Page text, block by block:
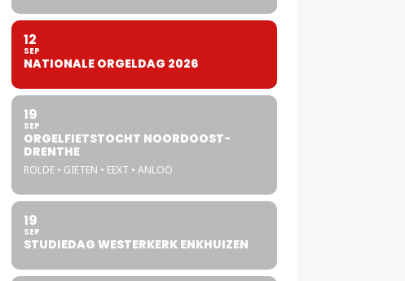
12
SEP
NATIONALE ORGELDAG 2026
19
SEP
ORGELFIETSTOCHT NOORDOOST-
DRENTHE
ROLDE • GIETEN • EEXT • ANLOO
19
SEP
STUDIEDAG WESTERKERK ENKHUIZEN